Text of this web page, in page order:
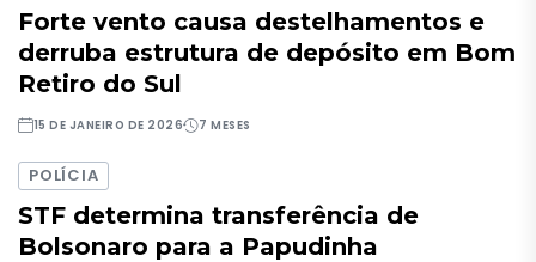
Forte vento causa destelhamentos e
derruba estrutura de depósito em Bom
Retiro do Sul
15 DE JANEIRO DE 2026 7 MESES
POLÍCIA
STF determina transferência de
Bolsonaro para a Papudinha